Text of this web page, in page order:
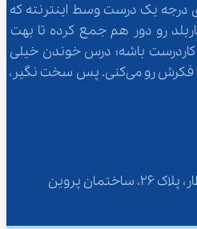
درجه یک درست وسط اینترنته که
خفن و کاربلد رو دور هم جمع کرده تا بهت
باشه؛ درس خوندن خیلی
آسون‌تر و باحال‌تر از چیزیه که فکرش رو می‌کنی. پس سخت نگیر،
تهران، میدان عطار، خیابان عطار، پلاک 26، ساختمان پروین